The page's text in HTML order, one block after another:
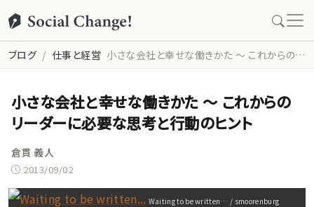
ブログ 仕事と経営 小さな会社と幸せな働きかた ～ これからのリーダーに必要な思考と行動のヒント
小さな会社と幸せな働きかた ～ これからの
リーダーに必要な思考と行動のヒント
倉貫 義人
2013/09/02
Waiting to be written… / smoorenburg